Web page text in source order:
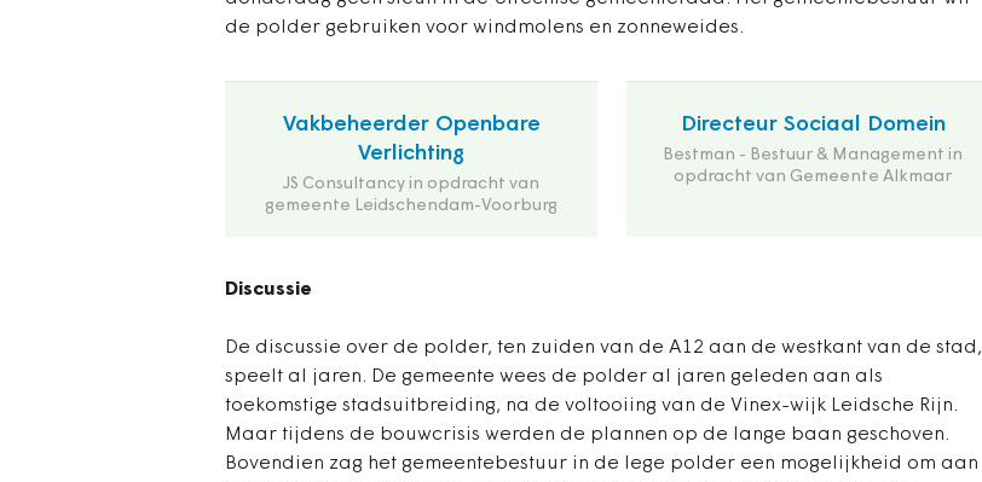
de polder gebruiken voor windmolens en zonneweides.
Vakbeheerder Openbare
Verlichting
JS Consultancy in opdracht van
gemeente Leidschendam-Voorburg
Directeur Sociaal Domein
Bestman - Bestuur & Management in
opdracht van Gemeente Alkmaar
Discussie
De discussie over de polder, ten zuiden van de A12 aan de westkant van de stad,
speelt al jaren. De gemeente wees de polder al jaren geleden aan als
toekomstige stadsuitbreiding, na de voltooiing van de Vinex-wijk Leidsche Rijn.
Maar tijdens de bouwcrisis werden de plannen op de lange baan geschoven.
Bovendien zag het gemeentebestuur in de lege polder een mogelijkheid om aan